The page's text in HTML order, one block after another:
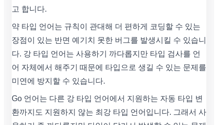
고 합니다.
약 타입 언어는 규칙이 관대해 더 편하게 코딩할 수 있는
장점이 있는 반면 예기치 못한 버그를 발생시킬 수 있습니
다. 강 타입 언어는 사용하기 까다롭지만 타입 검사를 언
어 자체에서 해주기 때문에 타입으로 생길 수 있는 문제를
미연에 방지할 수 있습니다.
Go 언어는 다른 강 타입 언어에서 지원하는 자동 타입 변
환까지도 지원하지 않는 최강 타입 언어입니다. 그래서 사